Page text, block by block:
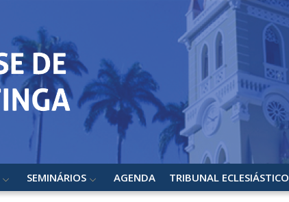
SEMINÁRIOS AGENDA TRIBUNAL ECLESIÁSTICO